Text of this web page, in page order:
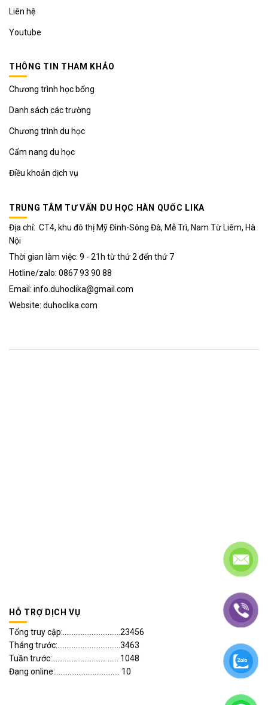
Liên hệ
Youtube
THÔNG TIN THAM KHẢO
Chương trình học bổng
Danh sách các trường
Chương trình du học
Cẩm nang du học
Điều khoản dịch vụ
TRUNG TÂM TƯ VẤN DU HỌC HÀN QUỐC LIKA
Địa chỉ: CT4, khu đô thị Mỹ Đình-Sông Đà, Mễ Trì, Nam Từ Liêm, Hà
Nội
Thời gian làm việc: 9 - 21h từ thứ 2 đến thứ 7
Hotline/zalo: 0867 93 90 88
Email: info.duhoclika@gmail.com
Website: duhoclika.com
HỖ TRỢ DỊCH VỤ
Tổng truy cập:................................23456
Tháng trước:...................................3463
Tuần trước:.............................. ...... 1048
Đang online:.................................... 10